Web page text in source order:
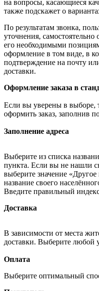
на вопросы, касающиеся
также подскажет о
По результатам звонка,
уточнения, самостоятельно
его необходимыми
оформление в том виде, в
подтверждение на почту
доставки.
Оформление заказа в
Если вы уверены в выборе,
оформить заказ, заполнив
Заполнение адреса
Выберите из списка
пункта. Если вы не нашли
выберите значение
название своего
Введите правильный
Доставка
В зависимости от места
доставки. Выберите любой
Оплата
Выберите оптимальный